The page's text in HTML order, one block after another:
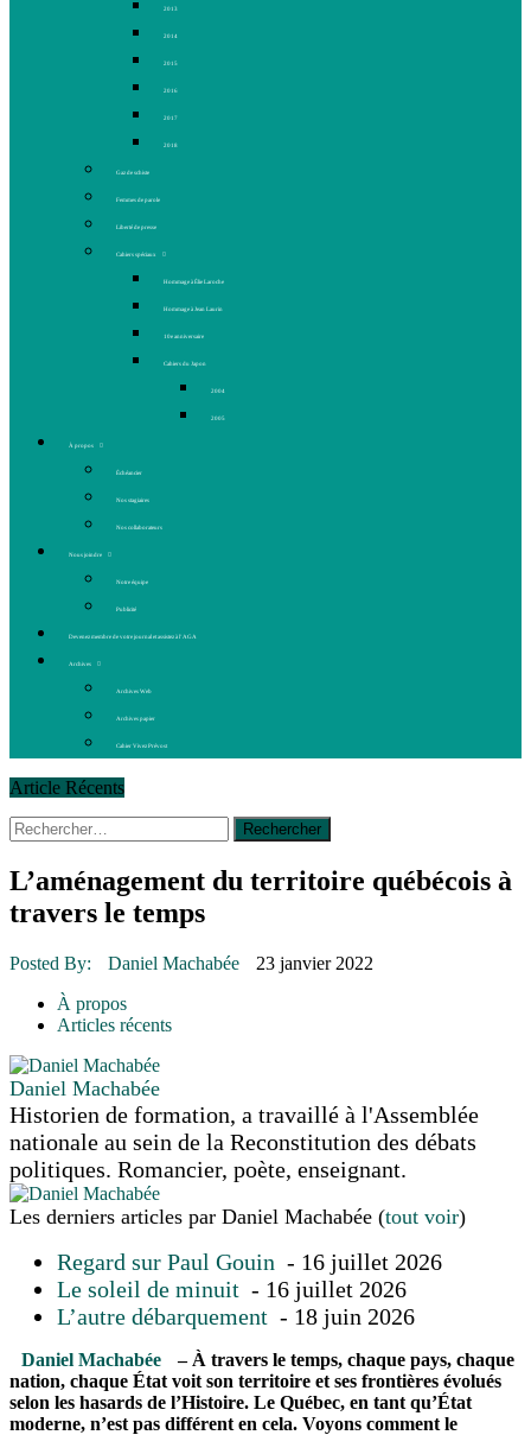
2013
2014
2015
2016
2017
2018
Gaz de schiste
Femmes de parole
Liberté de presse
Cahiers spéciaux
Hommage à Élie Laroche
Hommage à Jean Laurin
10e anniversaire
Cahiers du Japon
2004
2005
À propos
Échéancier
Nos stagiaires
Nos collaborateurs
Nous joindre
Notre équipe
Publicité
Devenez membre de votre journal et assistez à l’AGA
Archives
Archives Web
Archives papier
Cahier Vivez Prévost
Article Récents
14 octobre 2015
La course de boîtes à savon du club
Le rendez-vous des bolides
30 juin 2015 | Fantaisie et créativité en mode jeunesse
16 juillet 2026 | Une Saint-Jean rassembleuse
CULTURE
16 juillet 2026
POLITIQUE
16 juillet 2026
ENVIRONNEMENT
16 juillet 2026
Rechercher :
L’aménagement du territoire québécois à
travers le temps
Posted By: Daniel Machabée
23 janvier 2022
À propos
Articles récents
Daniel Machabée
Historien de formation, a travaillé à l'Assemblée
nationale au sein de la Reconstitution des débats
politiques. Romancier, poète, enseignant.
Les derniers articles par Daniel Machabée (tout voir)
Regard sur Paul Gouin - 16 juillet 2026
Le soleil de minuit - 16 juillet 2026
L’autre débarquement - 18 juin 2026
Daniel Machabée
– À travers le temps, chaque pays, chaque
nation, chaque État voit son territoire et ses frontières évolués
selon les hasards de l’Histoire. Le Québec, en tant qu’État
moderne, n’est pas différent en cela. Voyons comment le